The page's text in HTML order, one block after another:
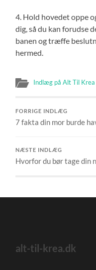
4. Hold hovedet oppe
dig, så du kan forudse
banen og træffe
hermed.
Indlæg på Alt Til Krea
FORRIGE INDLÆG
7 fakta din mor burde
NÆSTE INDLÆG
Hvorfor du bør tage din
alt-til-krea.dk